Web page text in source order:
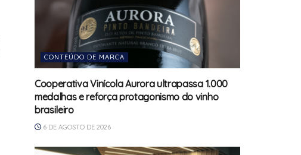
CONTEÚDO DE MARCA
Cooperativa Vinícola Aurora ultrapassa 1.000
medalhas e reforça protagonismo do vinho
brasileiro
6 DE AGOSTO DE 2026